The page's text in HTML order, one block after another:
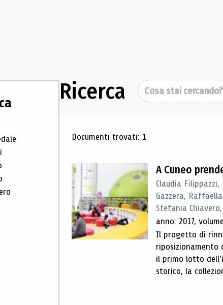
Ricerca Cerca
Risultati di ricerca
Documenti trovati: 1
A Cuneo
Claudia
Gazzera,
Stefania
anno: 2017,
Il progetto di
riposizionamento
il primo lotto
storico, la